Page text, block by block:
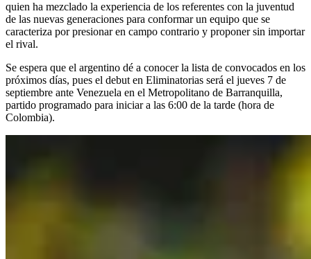
quien ha mezclado la experiencia de los referentes con la juventud
de las nuevas generaciones para conformar un equipo que se
caracteriza por presionar en campo contrario y proponer sin importar
el rival.
Se espera que el argentino dé a conocer la lista de convocados en los
próximos días, pues el debut en Eliminatorias será el jueves 7 de
septiembre ante Venezuela en el Metropolitano de Barranquilla,
partido programado para iniciar a las 6:00 de la tarde (hora de
Colombia).